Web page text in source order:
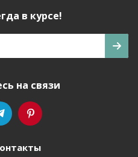
в курсе!
на связи